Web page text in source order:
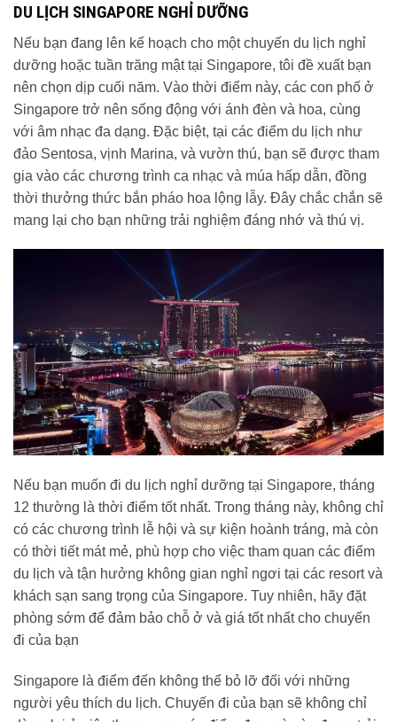
DU LỊCH SINGAPORE NGHỈ DƯỠNG
Nếu bạn đang lên kế hoạch cho một chuyến du lịch nghỉ
dưỡng hoặc tuần trăng mật tại Singapore, tôi đề xuất bạn
nên chọn dịp cuối năm. Vào thời điểm này, các con phố ở
Singapore trở nên sống động với ánh đèn và hoa, cùng
với âm nhạc đa dạng. Đặc biệt, tại các điểm du lịch như
đảo Sentosa, vịnh Marina, và vườn thú, bạn sẽ được tham
gia vào các chương trình ca nhạc và múa hấp dẫn, đồng
thời thưởng thức bắn pháo hoa lộng lẫy. Đây chắc chắn sẽ
mang lại cho bạn những trải nghiệm đáng nhớ và thú vị.
Nếu bạn muốn đi du lịch nghỉ dưỡng tại Singapore, tháng
12 thường là thời điểm tốt nhất. Trong tháng này, không chỉ
có các chương trình lễ hội và sự kiện hoành tráng, mà còn
có thời tiết mát mẻ, phù hợp cho việc tham quan các điểm
du lịch và tận hưởng không gian nghỉ ngơi tại các resort và
khách sạn sang trọng của Singapore. Tuy nhiên, hãy đặt
phòng sớm để đảm bảo chỗ ở và giá tốt nhất cho chuyến
đi của bạn
Singapore là điểm đến không thể bỏ lỡ đối với những
người yêu thích du lịch. Chuyến đi của bạn sẽ không chỉ